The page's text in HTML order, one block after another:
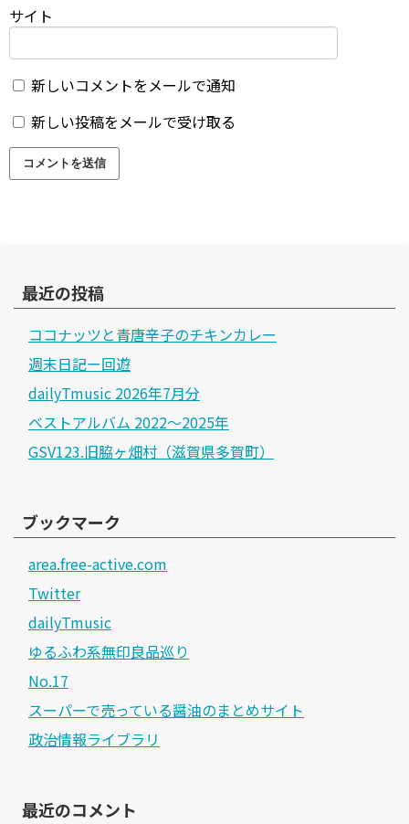
サイト
新しいコメントをメールで通知
新しい投稿をメールで受け取る
最近の投稿
ココナッツと青唐辛子のチキンカレー
週末日記ー回遊
dailyTmusic 2026年7月分
ベストアルバム 2022～2025年
GSV123.旧脇ヶ畑村（滋賀県多賀町）
ブックマーク
area.free-active.com
Twitter
dailyTmusic
ゆるふわ系無印良品巡り
No.17
スーパーで売っている醤油のまとめサイト
政治情報ライブラリ
最近のコメント